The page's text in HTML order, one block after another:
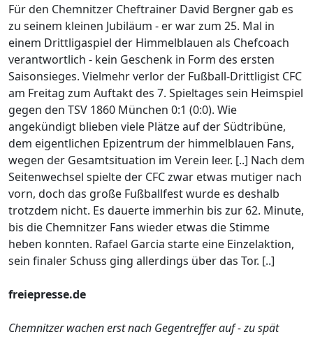
Für den Chemnitzer Cheftrainer David Bergner gab es
zu seinem kleinen Jubiläum - er war zum 25. Mal in
einem Drittligaspiel der Himmelblauen als Chefcoach
verantwortlich - kein Geschenk in Form des ersten
Saisonsieges. Vielmehr verlor der Fußball-Drittligist CFC
am Freitag zum Auftakt des 7. Spieltages sein Heimspiel
gegen den TSV 1860 München 0:1 (0:0). Wie
angekündigt blieben viele Plätze auf der Südtribüne,
dem eigentlichen Epizentrum der himmelblauen Fans,
wegen der Gesamtsituation im Verein leer. [..] Nach dem
Seitenwechsel spielte der CFC zwar etwas mutiger nach
vorn, doch das große Fußballfest wurde es deshalb
trotzdem nicht. Es dauerte immerhin bis zur 62. Minute,
bis die Chemnitzer Fans wieder etwas die Stimme
heben konnten. Rafael Garcia starte eine Einzelaktion,
sein finaler Schuss ging allerdings über das Tor. [..]
freiepresse.de
Chemnitzer wachen erst nach Gegentreffer auf - zu spät